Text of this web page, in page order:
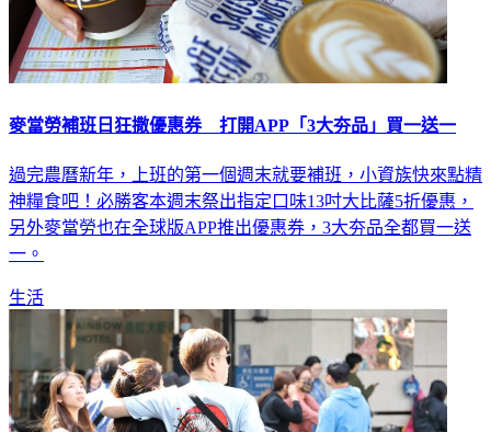
麥當勞補班日狂撒優惠券 打開APP「3大夯品」買一送一
過完農曆新年，上班的第一個週末就要補班，小資族快來點精
神糧食吧！必勝客本週末祭出指定口味13吋大比薩5折優惠，
另外麥當勞也在全球版APP推出優惠券，3大夯品全都買一送
一。
生活